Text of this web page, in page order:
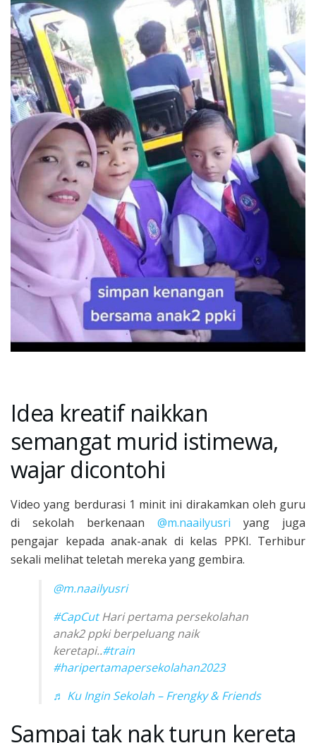
Idea kreatif naikkan
semangat murid istimewa,
wajar dicontohi
Video yang berdurasi 1 minit ini dirakamkan oleh guru
di sekolah berkenaan @m.naailyusri yang juga
pengajar kepada anak-anak di kelas PPKI. Terhibur
sekali melihat teletah mereka yang gembira.
@m.naailyusri
#CapCutHari pertama persekolahan
anak2 ppki berpeluang naik
keretapi..#train
#haripertamapersekolahan2023
♬ Ku Ingin Sekolah – Frengky & Friends
Sampai tak nak turun kereta